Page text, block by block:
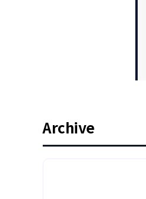
Archive